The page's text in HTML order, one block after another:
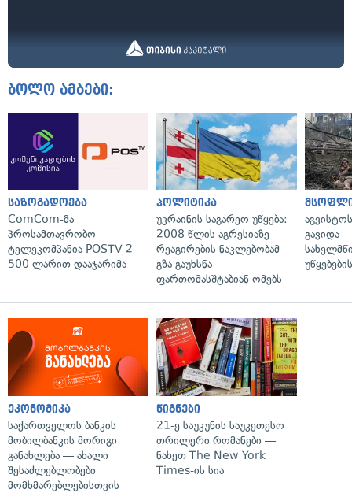
ბოლო ამბები:
საზოგადოება
ComCom-მა
პროსამთავრობო
ტელეკომპანია POSTV 2
500 ლარით დააჯარიმა
პოლიტიკა
უკრაინის საგარეო უწყება:
2008 წლის აგრესიაზე
რეაგირების ნაკლებობამ
გზა გაუხსნა
ფართომასშტაბიან ომებს
გავიდა
ეკონომიკა
საქართველოს ბანკის
მობილბანკის მორიგი
განახლება — ახალი
შესაძლებლობები
მომხმარებლებისთვის
წიგნები
21-ე საუკუნის საუკეთესო
თრილერი რომანები —
ნახეთ The New York
Times-ის სია